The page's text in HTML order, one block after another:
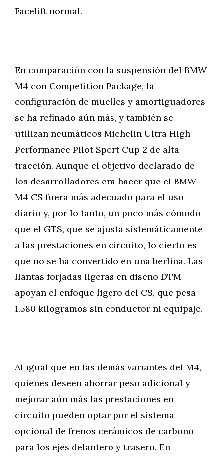
Facelift normal.
En comparación con la suspensión del BMW
M4 con Competition Package, la
configuración de muelles y amortiguadores
se ha refinado aún más, y también se
utilizan neumáticos Michelin Ultra High
Performance Pilot Sport Cup 2 de alta
tracción. Aunque el objetivo declarado de
los desarrolladores era hacer que el BMW
M4 CS fuera más adecuado para el uso
diario y, por lo tanto, un poco más cómodo
que el GTS, que se ajusta sistemáticamente
a las prestaciones en circuito, lo cierto es
que no se ha convertido en una berlina. Las
llantas forjadas ligeras en diseño DTM
apoyan el enfoque ligero del CS, que pesa
1.580 kilogramos sin conductor ni equipaje.
Al igual que en las demás variantes del M4,
quienes deseen ahorrar peso adicional y
mejorar aún más las prestaciones en
circuito pueden optar por el sistema
opcional de frenos cerámicos de carbono
para los ejes delantero y trasero. En